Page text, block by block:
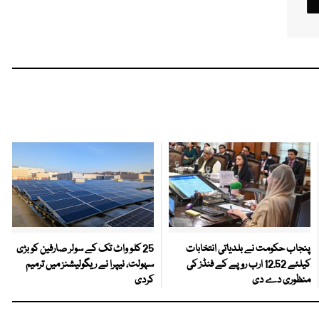
پنجاب حکومت نے بلدیاتی انتخابات
کیلئے 12.52 ارب روپے کے فنڈز کی
منظوری دے دی
25 کلو واٹ تک کے سولر صارفین کو بڑی
سہولت، نیپرا نے ریگولیشنز میں ترمیم
کردی